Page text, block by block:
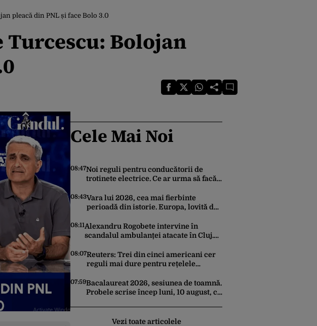
pleacă din PNL și face Bolo 3.0
Bolojan
Cele Mai Noi
08:47Noi reguli pentru conducătorii de
trotinete electrice. Ce ar urma să facă
drumurile publice
08:43Vara lui 2026, cea mai fierbinte
perioadă din istorie. Europa, lovită de
atins temperaturi record
08:11Alexandru Rogobete intervine în
scandalul ambulanței atacate în Cluj.
de ori rămâne o minciună”
08:07Reuters: Trei din cinci americani cer
reguli mai dure pentru rețelele
rândul copiilor, principala îngrijorare
07:59Bacalaureat 2026, sesiunea de toamnă.
Probele scrise încep luni, 10 august, cu
Vezi toate articolele